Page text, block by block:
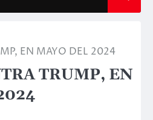
EN MAYO DEL 2024
TRUMP, EN